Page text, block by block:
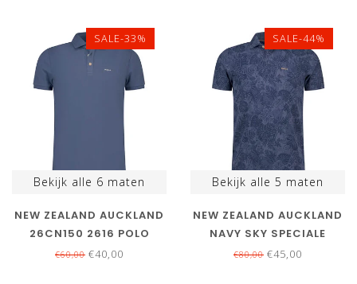
SALE-33%
Bekijk alle 6 maten
NEW ZEALAND AUCKLAND
26CN150 2616 POLO
NAVY BLUE DONKERBLAUW
€60,00 €40,00
SALE-44%
Bekijk alle 5 maten
NEW ZEALAND AUCKLAND
NAVY SKY SPECIALE
BLOEMENPRINT POLO
€80,00 €45,00